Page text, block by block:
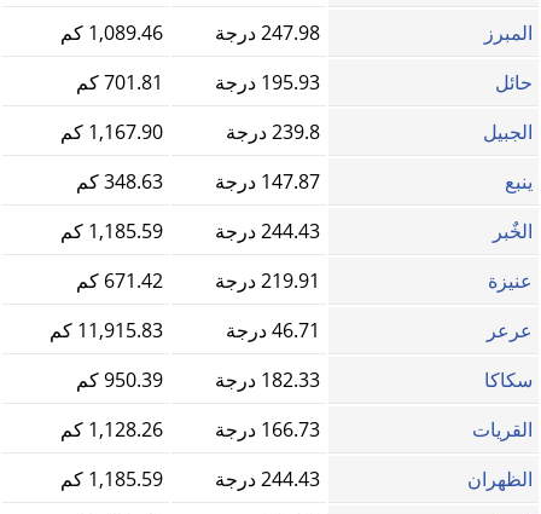
المبرز
247.98 درجة
1,089.46 كم
حائل
195.93 درجة
701.81 كم
الجبيل
239.8 درجة
1,167.90 كم
ينبع
147.87 درجة
348.63 كم
الخٌبر
244.43 درجة
1,185.59 كم
عنيزة
219.91 درجة
671.42 كم
عرعر
46.71 درجة
11,915.83 كم
سكاكا
182.33 درجة
950.39 كم
القريات
166.73 درجة
1,128.26 كم
الظهران
244.43 درجة
1,185.59 كم